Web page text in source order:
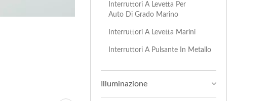
Interruttori A Levetta Per
Auto Di Grado Marino
Interruttori A Levetta Marini
Interruttori A Pulsante In Metallo
Illuminazione